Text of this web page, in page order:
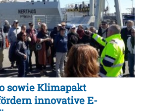
sowie Klimapakt
innovative E-